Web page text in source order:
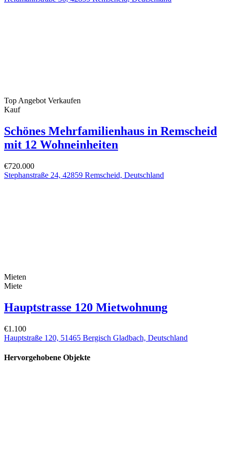
Top Angebot Verkaufen
Kauf
Schönes Mehrfamilienhaus in Remscheid
mit 12 Wohneinheiten
€720.000
Stephanstraße 24, 42859 Remscheid, Deutschland
Mieten
Miete
Hauptstrasse 120 Mietwohnung
€1.100
Hauptstraße 120, 51465 Bergisch Gladbach, Deutschland
Hervorgehobene Objekte